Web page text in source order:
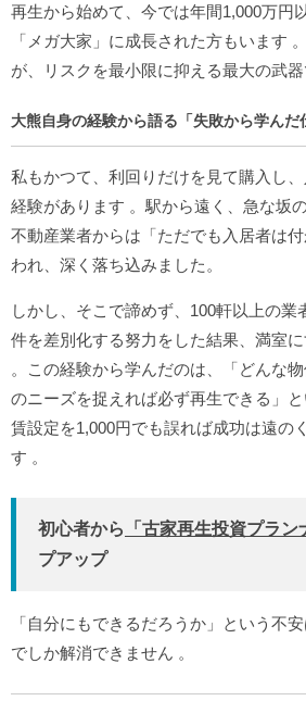
再生から始めて、今では年間1,000万円
「メガ大家」に成長された方もいます
が、リスクを最小限に抑える最大の武
大熊自身の経験から語る「失敗から学んだ
私もかつて、利回りだけを見て購入し
経験があります 。駅から遠く、急な坂
不動産業者からは「ただでも入居者は
われ、深く落ち込みました。
しかし、そこで諦めず、100軒以上の業
件を差別化する努力をした結果、満室
。この経験から学んだのは、「どんな物
のニーズを捉えれば必ず再生できる」
賃設定を1,000円でも誤れば成功は遠の
す 。
初心者から 「古家再生投資プラン
プアップ
「自分にもできるだろうか」という不
でしか解消できません 。